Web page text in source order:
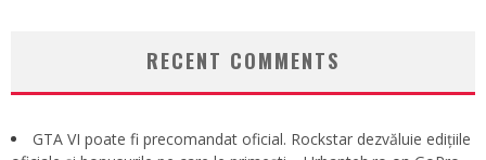
RECENT COMMENTS
GTA VI poate fi precomandat oficial. Rockstar dezvăluie edițiile